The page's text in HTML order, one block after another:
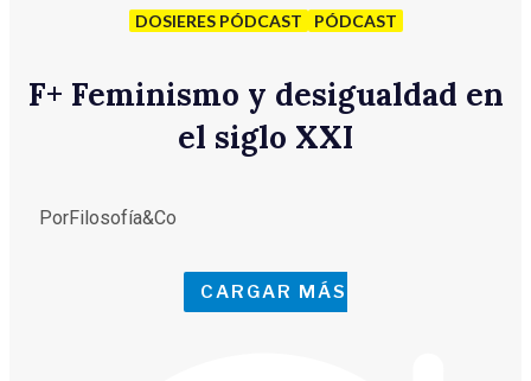
DOSIERES PÓDCAST PÓDCAST
F+ Feminismo y desigualdad en
el siglo XXI
PorFilosofía&Co
CARGAR MÁS